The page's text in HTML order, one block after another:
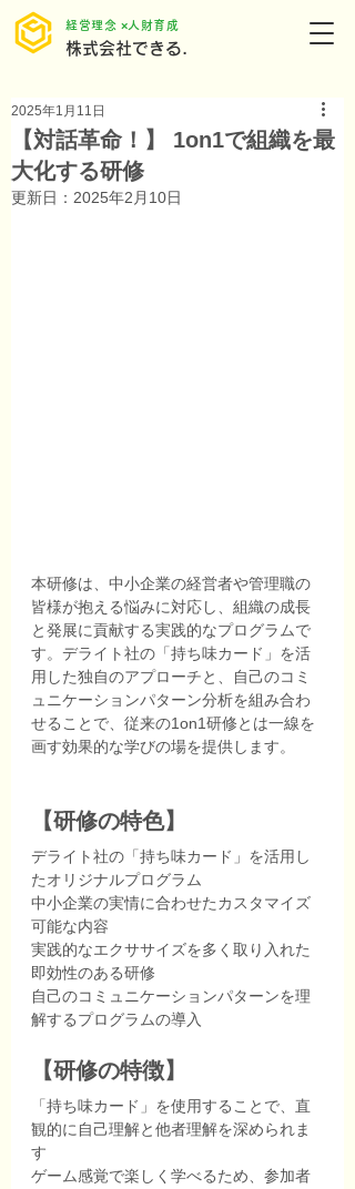
株式会社できる.
​経営理念 ×人財育成
【対話革命！】 1on1で組織を最
大化する研修
2025年1月11日
更新日： 2025年2月10日
本研修は、中小企業の経営者や管理職の
皆様が抱える悩みに対応し、組織の成長
と発展に貢献する実践的なプログラムで
す。デライト社の「持ち味カード」を活
用した独自のアプローチと、自己のコミ
ュニケーションパターン分析を組み合わ
せることで、従来の1on1研修とは一線を
画す効果的な学びの場を提供します。
【研修の特色】
デライト社の「持ち味カード」を活用し
たオリジナルプログラム
中小企業の実情に合わせたカスタマイズ
可能な内容
実践的なエクササイズを多く取り入れた
即効性のある研修
自己のコミュニケーションパターンを理
解するプログラムの導入
【研修の特徴】
「持ち味カード」を使用することで、直
観的に自己理解と他者理解を深められま
す
ゲーム感覚で楽しく学べるため、参加者